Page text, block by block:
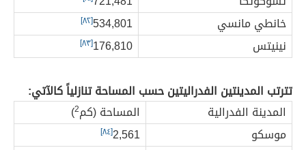
خانطي مانسي 534,801[٨٢]
نينيتس 176,810[٨٣]
تترتب المدينتين الفدراليتين حسب المساحة تنازلياً كالآتي:
المدينة الفدرالية
المساحة (كم2
)
موسكو
2,561[٨٤]